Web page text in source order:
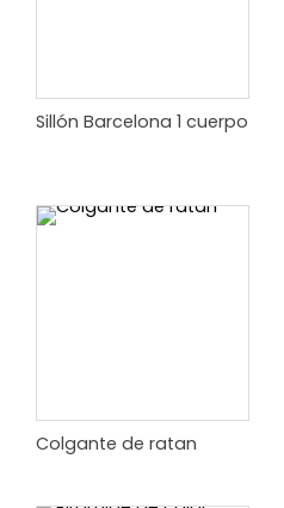
Sillón Barcelona 1 cuerpo
Colgante de ratan